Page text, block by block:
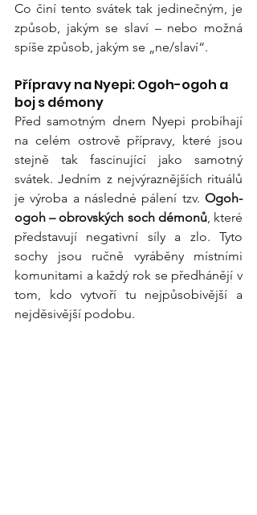
Co činí tento svátek tak jedinečným, je
způsob, jakým se slaví – nebo možná
spíše způsob, jakým se „ne/slaví“.
Přípravy na Nyepi: Ogoh-ogoh a
boj s démony
Před samotným dnem Nyepi probíhají
na celém ostrově přípravy, které jsou
stejně tak fascinující jako samotný
svátek. Jedním z nejvýraznějších rituálů
je výroba a následné pálení tzv. Ogoh-
ogoh – obrovských soch démonů, které
představují negativní síly a zlo. Tyto
sochy jsou ručně vyráběny místními
komunitami a každý rok se předhánějí v
tom, kdo vytvoří tu nejpůsobivější a
nejděsivější podobu.